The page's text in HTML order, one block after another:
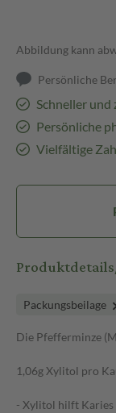
Abbildung kann
Persönliche
Schneller und
Persönliche
Vielfältige
Packungsbeilage
Die Pfefferminze
1,06g Xylitol pro
- Xylitol hilft Karies